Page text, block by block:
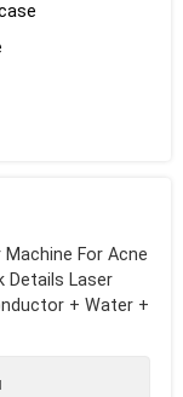
For Acne
Details Laser
+ Water +